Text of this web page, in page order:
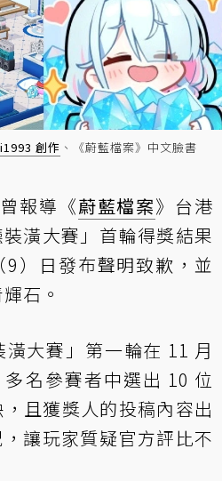
創作 、《蔚藍檔案》中文臉書
報導《蔚藍檔案》台港
潢大賽」首輪得獎結果
）日發布聲明致歉，並
石。
潢大賽」第一輪在 11 月
名參賽者中選出 10 位
且獲獎人的投稿內容出
讓玩家質疑官方評比不